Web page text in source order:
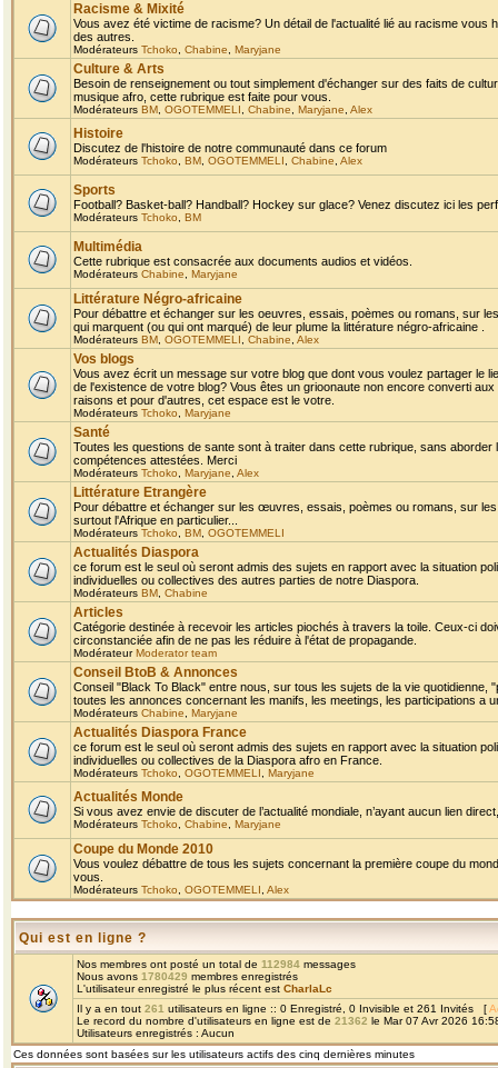
Racisme & Mixité
Vous avez été victime de racisme? Un détail de l'actualité lié au racisme
des autres.
Modérateurs Tchoko Chabine Maryjane
Culture & Arts
Besoin de renseignement ou tout simplement d'échanger sur des faits de
musique afro, cette rubrique est faite pour vous.
Modérateurs BM OGOTEMMELI Chabine Maryjane Alex
Histoire
Discutez de l'histoire de notre communauté dans ce forum
Modérateurs Tchoko BM OGOTEMMELI Chabine Alex
Sports
Football? Basket-ball? Handball? Hockey sur glace? Venez discutez ici les
Modérateurs Tchoko BM
Multimédia
Cette rubrique est consacrée aux documents audios et vidéos.
Modérateurs Chabine Maryjane
Littérature Négro-africaine
Pour débattre et échanger sur les oeuvres, essais, poèmes ou romans, sur
qui marquent (ou qui ont marqué) de leur plume la littérature négro-africaine .
Modérateurs BM OGOTEMMELI Chabine Alex
Vos blogs
Vous avez écrit un message sur votre blog que dont vous voulez partager le
de l'existence de votre blog? Vous êtes un grioonaute non encore converti
raisons et pour d'autres, cet espace est le votre.
Modérateurs Tchoko Maryjane
Santé
Toutes les questions de sante sont à traiter dans cette rubrique, sans
compétences attestées. Merci
Modérateurs Tchoko Maryjane Alex
Littérature Etrangère
Pour débattre et échanger sur les œuvres, essais, poèmes ou romans, sur
surtout l'Afrique en particulier...
Modérateurs Tchoko BM OGOTEMMELI
Actualités Diaspora
ce forum est le seul où seront admis des sujets en rapport avec la situation
individuelles ou collectives des autres parties de notre Diaspora.
Modérateurs BM Chabine
Articles
Catégorie destinée à recevoir les articles piochés à travers la toile. Ceux-ci
circonstanciée afin de ne pas les réduire à l'état de propagande.
ModérateurModerator team
Conseil BtoB & Annonces
Conseil "Black To Black" entre nous, sur tous les sujets de la vie
toutes les annonces concernant les manifs, les meetings, les participations a
Modérateurs Chabine Maryjane
Actualités Diaspora France
ce forum est le seul où seront admis des sujets en rapport avec la situation
individuelles ou collectives de la Diaspora afro en France.
Modérateurs Tchoko OGOTEMMELI Maryjane
Actualités Monde
Si vous avez envie de discuter de l’actualité mondiale, n’ayant aucun lien
Modérateurs Tchoko Chabine Maryjane
Coupe du Monde 2010
Vous voulez débattre de tous les sujets concernant la première coupe du
vous.
Modérateurs Tchoko OGOTEMMELI Alex
Qui est en ligne ?
Nos membres ont posté un total de 112984 messages
Nous avons 1780429 membres enregistrés
L'utilisateur enregistré le plus récent est CharlaLc
Il y a en tout 261 utilisateurs en ligne :: 0 Enregistré, 0 Invisible et 261 Invités [
Le record du nombre d'utilisateurs en ligne est de 21362 le Mar 07 Avr 2026
Utilisateurs enregistrés : Aucun
Ces données sont basées sur les utilisateurs actifs des cinq dernières minutes